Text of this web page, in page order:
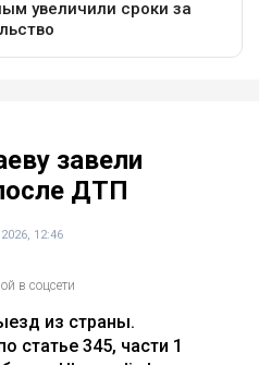
завели
ДТП
12:46
в соцсети
из страны.
статье 345, части 1